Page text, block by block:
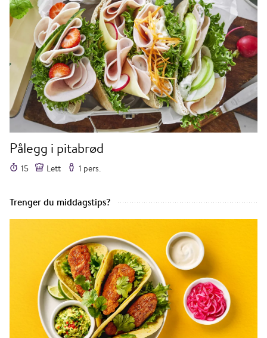
Pålegg i pitabrød
15 Lett 1 pers.
Trenger du middagstips?